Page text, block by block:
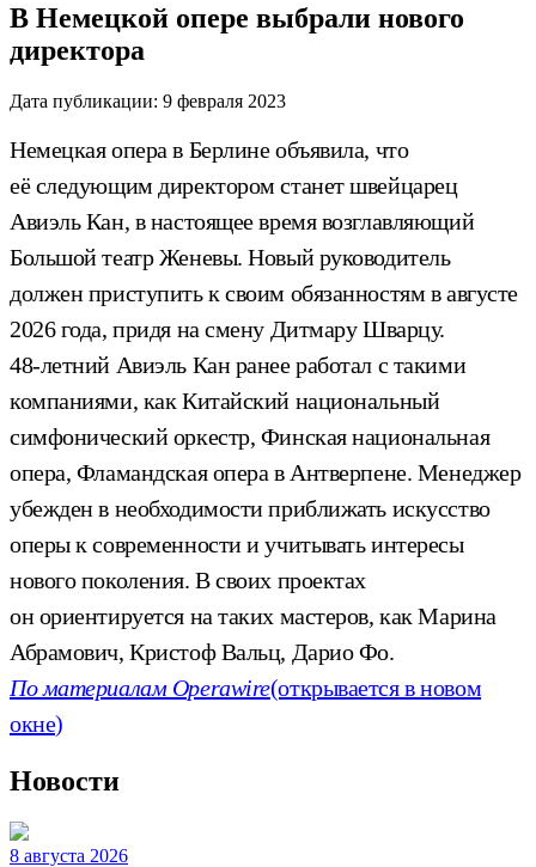
В Немецкой опере выбрали нового
директора
Дата публикации: 9 февраля 2023
Немецкая опера в Берлине объявила, что
её следующим директором станет швейцарец
Авиэль Кан, в настоящее время возглавляющий
Большой театр Женевы. Новый руководитель
должен приступить к своим обязанностям в августе
2026 года, придя на смену Дитмару Шварцу.
48-летний Авиэль Кан ранее работал с такими
компаниями, как Китайский национальный
симфонический оркестр, Финская национальная
опера, Фламандская опера в Антверпене. Менеджер
убежден в необходимости приближать искусство
оперы к современности и учитывать интересы
нового поколения. В своих проектах
он ориентируется на таких мастеров, как Марина
Абрамович, Кристоф Вальц, Дарио Фо.
По материалам Оperawire(открывается в новом
окне)
Новости
8 августа 2026